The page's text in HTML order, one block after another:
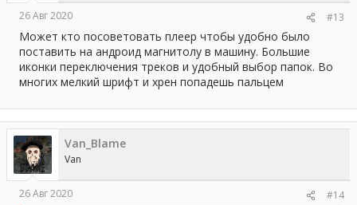
26 Авг 2020 #13
Может кто посоветовать плеер чтобы удобно было
поставить на андроид магнитолу в машину. Большие
иконки переключения треков и удобный выбор папок. Во
многих мелкий шрифт и хрен попадешь пальцем
Van_Blame
Van
26 Авг 2020
#14